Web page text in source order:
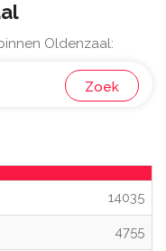
Oldenzaal:
Zoek
14035
4755